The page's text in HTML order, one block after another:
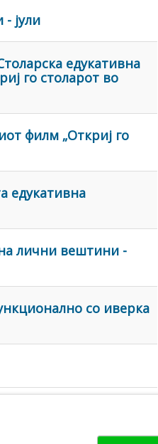
јули
едукативна
го столарот во
филм „Откриј го
едукативна
лични вештини -
со иверка